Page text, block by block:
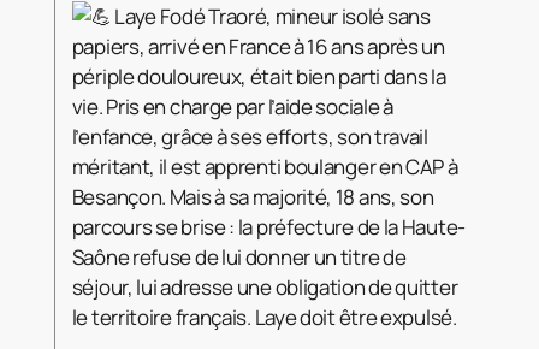
Laye Fodé Traoré, mineur isolé sans
papiers, arrivé en France à 16 ans après un
périple douloureux, était bien parti dans la
vie. Pris en charge par l’aide sociale à
l’enfance, grâce à ses efforts, son travail
méritant, il est apprenti boulanger en CAP à
Besançon. Mais à sa majorité, 18 ans, son
parcours se brise : la préfecture de la Haute-
Saône refuse de lui donner un titre de
séjour, lui adresse une obligation de quitter
le territoire français. Laye doit être expulsé.